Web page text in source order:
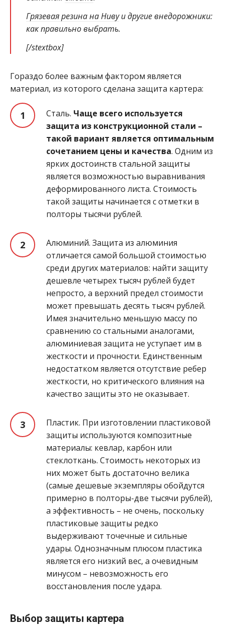
Грязевая резина на Нивуи другие внедорожники:
как правильно выбрать.
[/stextbox]
Гораздо более важным фактором является
материал, из которого сделана защита картера:
Сталь. Чаще всего используется
защита из конструкционной стали –
такой вариант является оптимальным
сочетанием цены и качества. Одним из
ярких достоинств стальной защиты
является возможностью выравнивания
деформированного листа. Стоимость
такой защиты начинается с отметки в
полторы тысячи рублей.
Алюминий. Защита из алюминия
отличается самой большой стоимостью
среди других материалов: найти защиту
дешевле четырех тысяч рублей будет
непросто, а верхний предел стоимости
может превышать десять тысяч рублей.
Имея значительно меньшую массу по
сравнению со стальными аналогами,
алюминиевая защита не уступает им в
жесткости и прочности. Единственным
недостатком является отсутствие ребер
жесткости, но критического влияния на
качество защиты это не оказывает.
Пластик. При изготовлении пластиковой
защиты используются композитные
материалы: кевлар, карбон или
стеклоткань. Стоимость некоторых из
них может быть достаточно велика
(самые дешевые экземпляры обойдутся
примерно в полторы-две тысячи рублей),
а эффективность – не очень, поскольку
пластиковые защиты редко
выдерживают точечные и сильные
удары. Однозначным плюсом пластика
является его низкий вес, а очевидным
минусом – невозможность его
восстановления после удара.
Выбор защиты картера